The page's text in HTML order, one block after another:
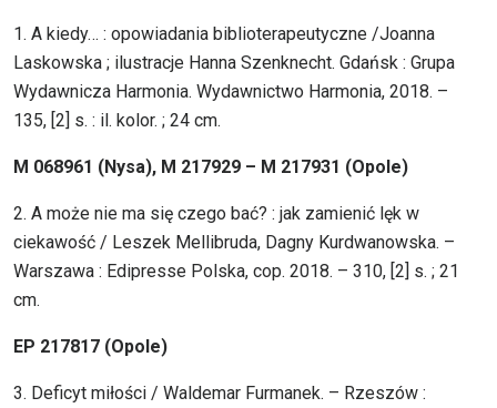
1. A kiedy… : opowiadania biblioterapeutyczne /Joanna
Laskowska ; ilustracje Hanna Szenknecht. Gdańsk : Grupa
Wydawnicza Harmonia. Wydawnictwo Harmonia, 2018. –
135, [2] s. : il. kolor. ; 24 cm.
M 068961 (Nysa), M 217929 – M 217931 (Opole)
2. A może nie ma się czego bać? : jak zamienić lęk w
ciekawość / Leszek Mellibruda, Dagny Kurdwanowska. –
Warszawa : Edipresse Polska, cop. 2018. – 310, [2] s. ; 21
cm.
EP 217817 (Opole)
3. Deficyt miłości / Waldemar Furmanek. – Rzeszów :